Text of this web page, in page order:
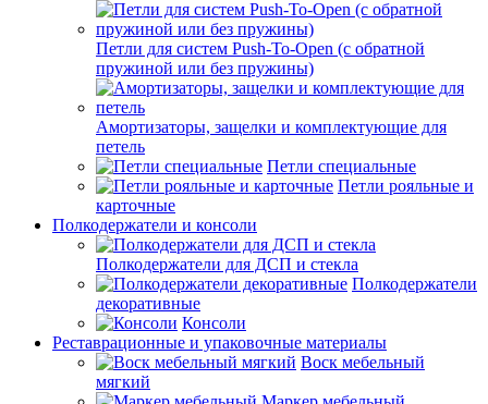
Петли для систем Push-To-Open (с обратной
пружиной или без пружины)
Амортизаторы, защелки и комплектующие для
петель
Петли специальные
Петли рояльные и
карточные
Полкодержатели и консоли
Полкодержатели для ДСП и стекла
Полкодержатели
декоративные
Консоли
Реставрационные и упаковочные материалы
Воск мебельный
мягкий